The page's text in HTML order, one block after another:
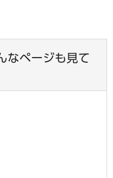
なページも見て